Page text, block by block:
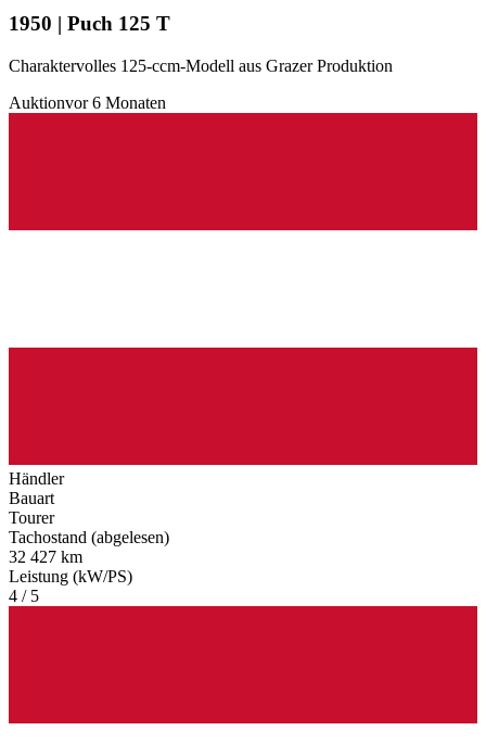
1950 | Puch 125 T
Charaktervolles 125-ccm-Modell aus Grazer Produktion
Auktionvor 6 Monaten
Händler
Bauart
Tourer
Tachostand (abgelesen)
32 427 km
Leistung (kW/PS)
4 / 5